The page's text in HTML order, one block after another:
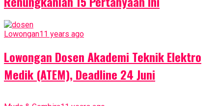
Lowongan11 years ago
Lowongan Dosen Akademi Teknik Elektro
Medik (ATEM), Deadline 24 Juni